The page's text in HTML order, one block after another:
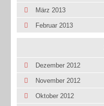
März 2013
Februar 2013
Dezember 2012
November 2012
Oktober 2012